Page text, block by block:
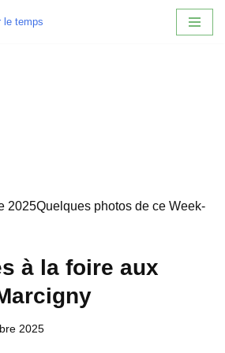
le temps
2025Quelques photos de ce Week-
à la foire aux
2025